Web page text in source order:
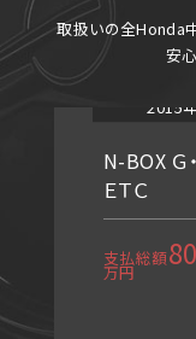
取扱いの全Honda
安
2015
N-BOX Ｇ
ＥＴＣ
支払総額
万円